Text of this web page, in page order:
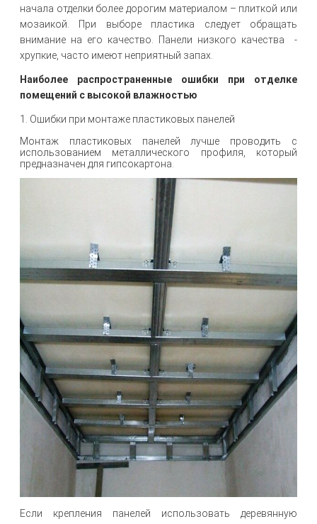
начала отделки более дорогим материалом – плиткой или
мозаикой. При выборе пластика следует обращать
внимание на его качество. Панели низкого качества -
хрупкие, часто имеют неприятный запах.
Наиболее распространенные ошибки при отделке
помещений с высокой влажностью
1. Ошибки при монтаже пластиковых панелей
Монтаж пластиковых панелей лучше проводить с
использованием металлического профиля, который
предназначен для гипсокартона.
Если крепления панелей использовать деревянную